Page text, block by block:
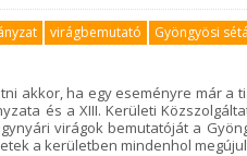
virágbemutató Gyöngyösi
akkor, ha egy eseményre már a
és a XIII. Kerületi
virágok bemutatóját a
a kerületben mindenhol